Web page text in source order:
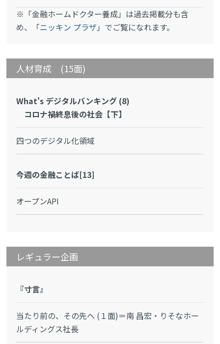
※「金融ホームドクター養成」は過去掲載分も含
め、「ニッキン プラザ 」でご覧になれます。
人材育成 (15面)
What's デジタルバンキング (8)
コロナ禍終息後の社会【下】
四つのデジタル化領域
今週の金融ことば[13]
オープンAPI
レギュラー企画
『寸言』
当たり前の、その先へ (１面)＝南 昌宏・りそなホー
ルディングス社長